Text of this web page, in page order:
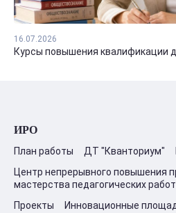
16.07.2026
Курсы повышения квалификации
ИРО
План работы ДТ "Кванториум"
Центр непрерывного повышения
мастерства педагогических
Проекты
Инновационные